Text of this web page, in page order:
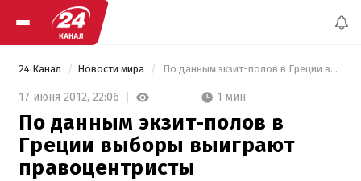
24 Канал Новости мира По данным экзит-полов в Греции выборы выиграют правоцентристы
17 июня 2012, 22:06 1 мин
По данным экзит-полов в
Греции выборы выиграют
правоцентристы